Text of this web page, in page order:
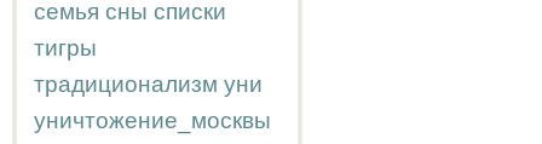
семья сны списки
тигры
традиционализм уни
уничтожение_москвы